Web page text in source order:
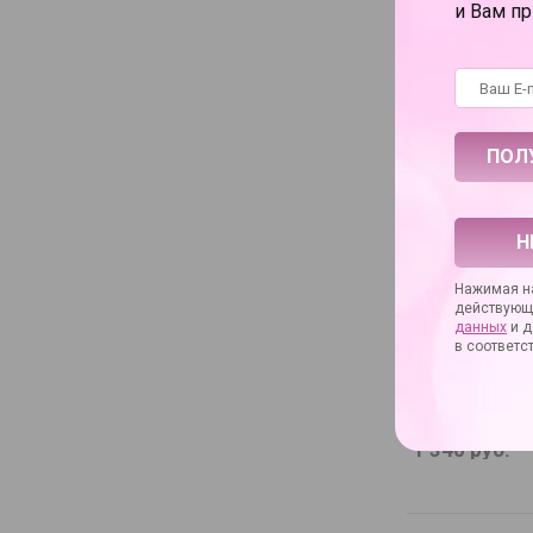
Коллекция
С ТОВАРОМ
1 340 руб.
и Вам
Нажимая
данных и
в